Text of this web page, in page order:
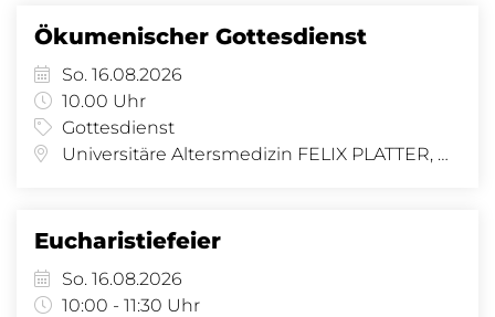
Ökumenischer Gottesdienst
So. 16.08.2026
10.00 Uhr
Gottesdienst
Universitäre Altersmedizin FELIX PLATTER, Burgfelderstrasse 101, 4002 Basel
Eucharistiefeier
So. 16.08.2026
10:00 - 11:30 Uhr